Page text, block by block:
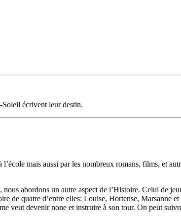
écrivent leur destin.
mais aussi par les nombreux romans, films, et
abordons un autre aspect de l’Histoire. Celui de
de quatre d’entre elles: Louise, Hortense, Marsanne
veut devenir none et instruire à son tour. On peut